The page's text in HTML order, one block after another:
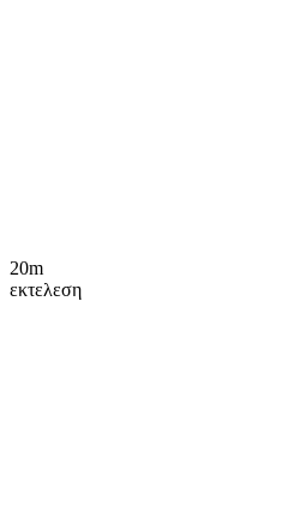
20m
εκτελεση